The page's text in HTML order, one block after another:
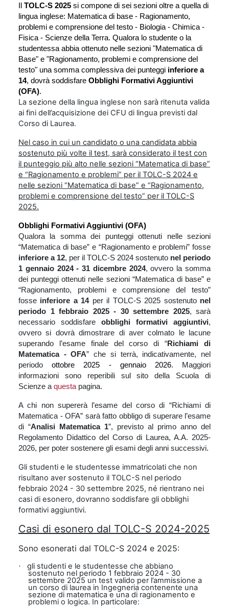
TOLC-S 2025 si compone di sei sezioni oltre a quella di
lingua inglese: Matematica di base - Ragionamento,
problemi e comprensione del testo - Biologia - Chimica -
Fisica - Scienze della Terra. Qualora lo studente o la
studentessa abbia ottenuto nelle sezioni "Matematica di
Base" e "Ragionamento, problemi e comprensione del
testo" una somma complessiva dei punteggi inferiore a
14, dovrà soddisfare Obblighi Formativi Aggiuntivi
(OFA).
La sezione della lingua inglese non sarà ritenuta valida
ai fini dell’acquisizione dei CFU di lingua previsti dal
Corso di Laurea.
Nel caso in cui un candidato o una candidata abbia
sostenuto più volte il test, sarà considerato il test con
il punteggio più alto nelle sezioni “Matematica di base”
e “Ragionamento e problemi” per il TOLC-S 2024 e
nelle sezioni “Matematica di base” e “Ragionamento,
problemi e comprensione del testo” per il TOLC-S
2025.
Obblighi Formativi Aggiuntivi (OFA)
Qualora la somma dei punteggi ottenuti nelle sezioni
“Matematica di base” e “Ragionamento e problemi” fosse
inferiore a 12, per il TOLC-S 2024 sostenuto nel periodo
1 gennaio 2024 - 31 dicembre 2024, ovvero la somma
dei punteggi ottenuti nelle sezioni “Matematica di base” e
“Ragionamento, problemi e comprensione del testo”
fosse inferiore a 14 per il TOLC-S 2025 sostenuto nel
periodo 1 febbraio 2025 - 30 settembre 2025, sarà
necessario soddisfare obblighi formativi aggiuntivi,
ovvero si dovrà dimostrare di aver colmato le lacune
superando l’esame finale del corso di “Richiami di
Matematica - OFA” che si terrà, indicativamente, nel
periodoottobre 2025 - gennaio 2026. Maggiori
informazioni sono reperibili sul sito della Scuola di
Scienze aquestapagina.
A chi non supererà l’esame del corso di “Richiami di
Matematica - OFA” sarà fatto obbligo di superare l’esame
di “Analisi Matematica 1”, previsto al primo anno del
Regolamento Didattico del Corso di Laurea, A.A. 2025-
2026, per poter sostenere gli esami degli anni successivi.
Gli studenti e le studentesse immatricolati che non
risultano aver sostenuto il TOLC-S nel periodo
febbraio 2024 - 30 settembre 2025, né rientrano nei
casi di esonero, dovranno soddisfare gli obblighi
formativi aggiuntivi.
Casi di esonero dal TOLC-S 2024-2025
Sono esonerati dal TOLC-S 2024 e 2025:
· gli studenti e le studentesse che abbiano
sostenuto nel periodo 1 febbraio 2024 - 30
settembre 2025 un test valido per l’ammissione a
un corso di laurea in Ingegneria contenente una
sezione di matematica e una di ragionamento e
problemi o logica. In particolare: